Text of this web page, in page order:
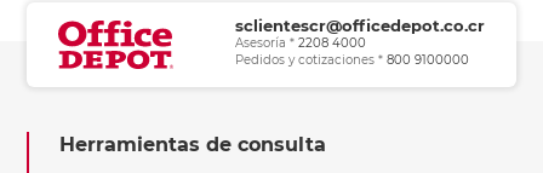
sclientescr@officedepot.co.cr
Asesoría *2208 4000
Pedidos y cotizaciones *800 9100000
Herramientas de consulta